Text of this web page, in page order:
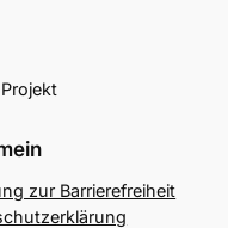
zur Barrierefreiheit